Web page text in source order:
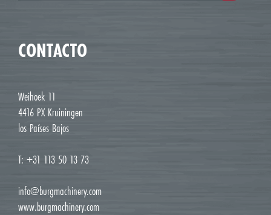
CONTACTO
Weihoek 11
4416 PX Kruiningen
los Países Bajos
T: +31 113 50 13 73
info@burgmachinery.com
www.burgmachinery.com